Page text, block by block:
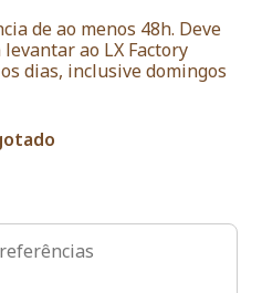
de ao menos 48h. Deve
ao LX Factory
dias, inclusive domingos